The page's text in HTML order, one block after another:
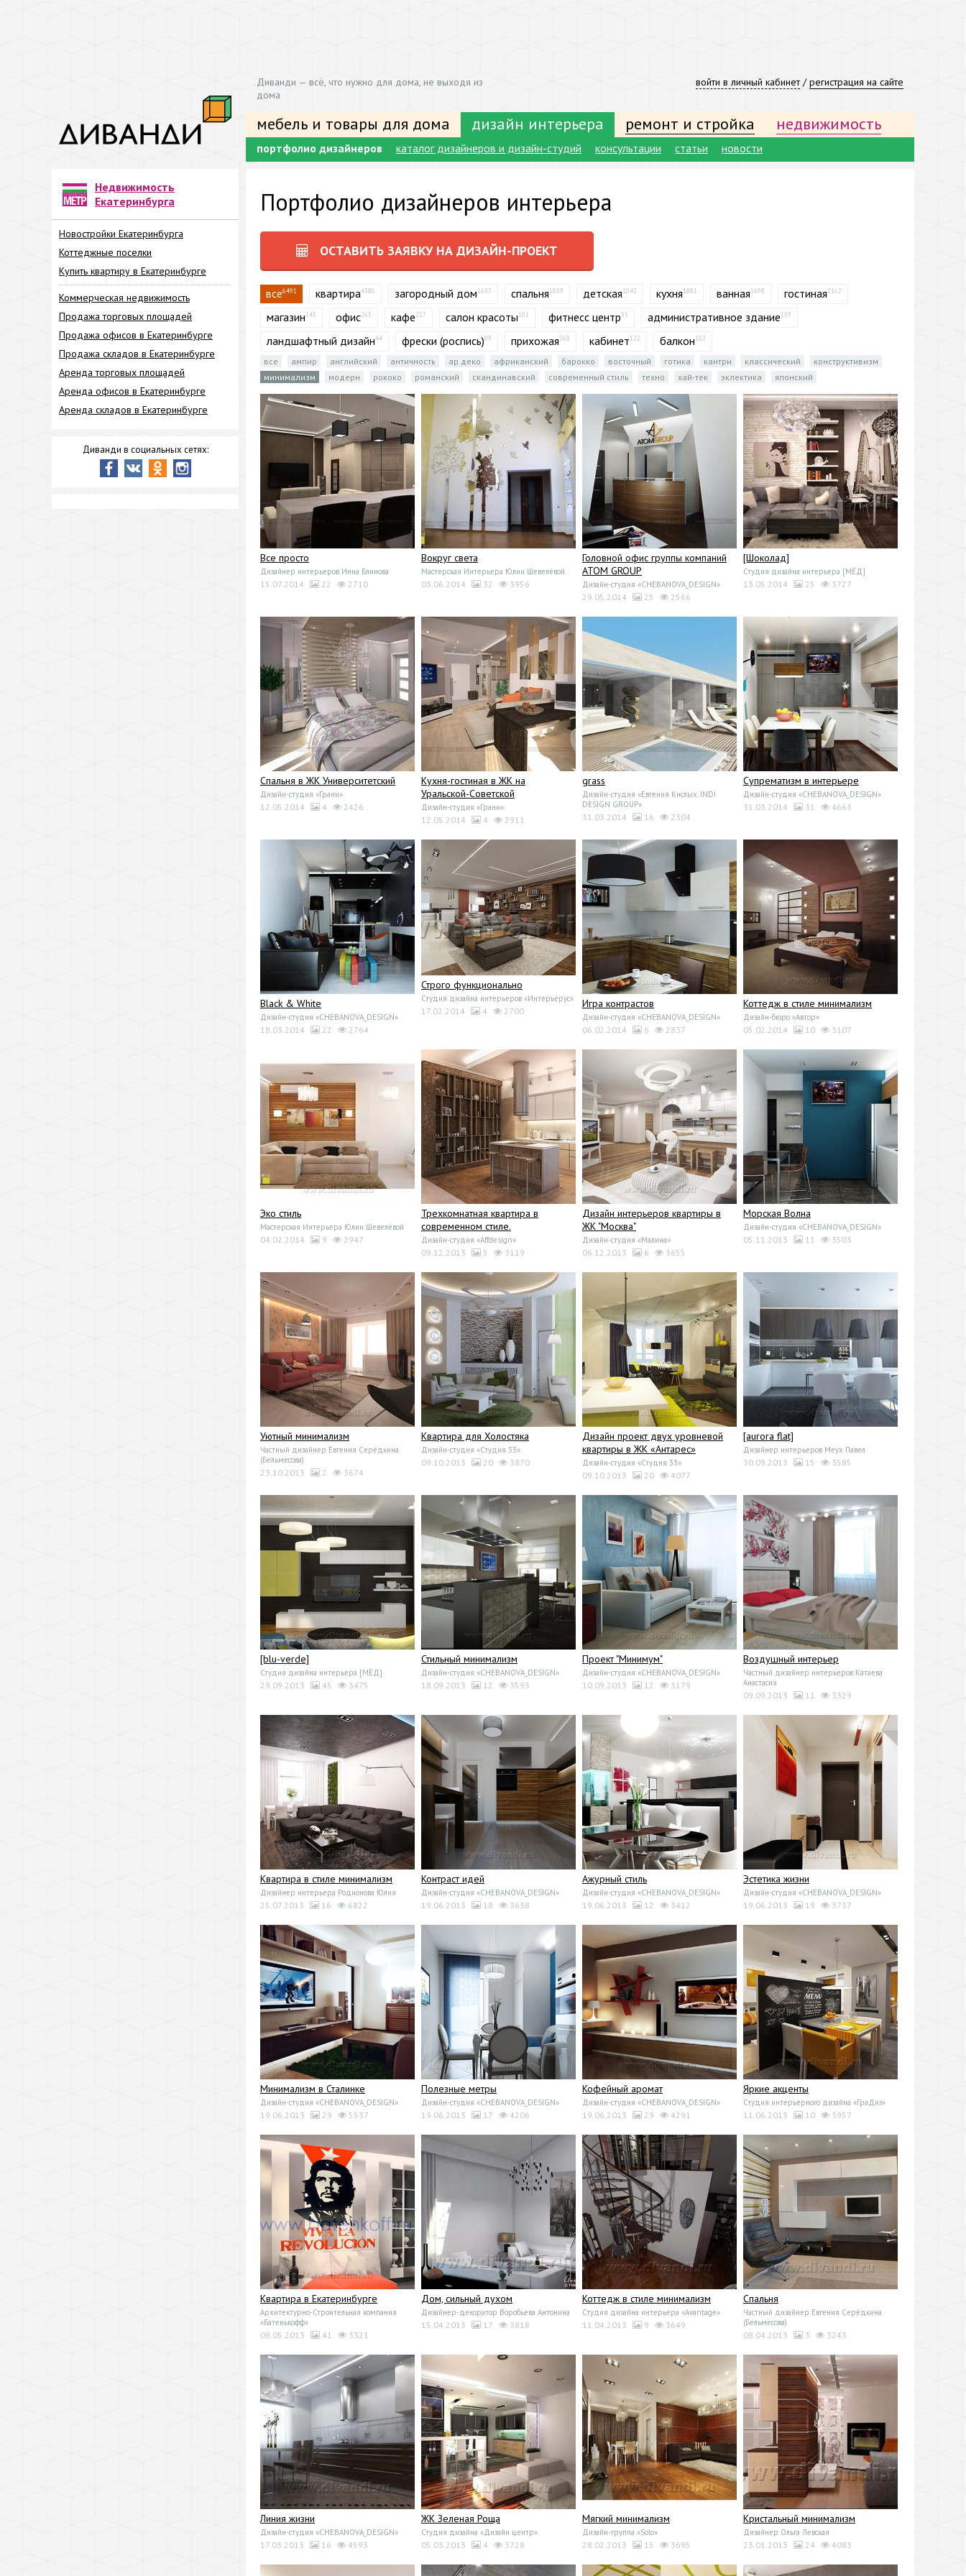
войти в личный кабинет/регистрация на сайте
Диванди — всё, что нужно для дома, не выходя из
дома
мебель и товары для дома дизайн интерьера ремонт и стройка недвижимость
портфолио дизайнеров каталог дизайнеров и дизайн-студий консультации статьи новости
Недвижимость
Екатеринбурга
Новостройки Екатеринбурга
Коттеджные поселки
Купить квартиру в Екатеринбурге
Коммерческая недвижимость
Продажа торговых площадей
Продажа офисов в Екатеринбурге
Продажа складов в Екатеринбурге
Аренда торговых площадей
Аренда офисов в Екатеринбурге
Аренда складов в Екатеринбурге
Диванди в социальных сетях:
Портфолио дизайнеров интерьера
ОСТАВИТЬ ЗАЯВКУ НА ДИЗАЙН-ПРОЕКТ
все6491 квартира4386 загородный дом1637 спальня1859 детская1042 кухня1881 ванная1698 гостиная2162
магазин143 офис263 кафе217 салон красоты101 фитнесс центр35 административное здание159
ландшафтный дизайн44 фрески (роспись)89 прихожая268 кабинет122 балкон102
все ампир английский античность ар деко африканский барокко восточный готика кантри классический
конструктивизм
минимализм
модерн рококо романский скандинавский современный стиль техно хай-тек эклектика японский
Все просто
Дизайнер интерьеров Инна Блинова
15.07.2014 22 2710
Вокруг света
Мастерская Интерьера Юлии Шевелёвой
03.06.2014 32 3956
Головной офис группы компаний
ATOM GROUP
Дизайн-студия «CHEBANOVA_DESIGN»
29.05.2014 25 2566
[Шоколад]
Студия дизайна интерьера [МЁД]
13.05.2014 25 3727
Спальня в ЖК Университетский
Дизайн-студия «Грани»
12.05.2014 4 2426
Кухня-гостиная в ЖК на
Уральской-Советской
Дизайн-студия «Грани»
12.05.2014 4 2911
grass
Дизайн-студия «Евгения Кислых. INDI
DESIGN GROUP»
31.03.2014 16 2304
Супрематизм в интерьере
Дизайн-студия «CHEBANOVA_DESIGN»
31.03.2014 31 4663
Black & White
Дизайн-студия «CHEBANOVA_DESIGN»
18.03.2014 22 2764
Строго функционально
Студия дизайна интерьеров «Интерьерус»
17.02.2014 4 2700
Игра контрастов
Дизайн-студия «CHEBANOVA_DESIGN»
06.02.2014 6 2837
Коттедж в стиле минимализм
Дизайн-бюро «Автор»
05.02.2014 10 3107
Эко стиль
Мастерская Интерьера Юлии Шевелёвой
04.02.2014 9 2947
Трехкомнатная квартира в
современном стиле.
Дизайн-студия «Affdesign»
09.12.2013 5 3119
Дизайн интерьеров квартиры в
ЖК "Москва"
Дизайн-студия «Малина»
06.12.2013 6 3655
Морская Волна
Дизайн-студия «CHEBANOVA_DESIGN»
05.11.2013 11 3503
Уютный минимализм
Частный дизайнер Евгения Серёдкина
(Бельмесова)
23.10.2013 2 3674
Квартира для Холостяка
Дизайн-студия «Студия 33»
09.10.2013 20 3870
Дизайн проект двух уровневой
квартиры в ЖК «Антарес»
Дизайн-студия «Студия 33»
09.10.2013 20 4077
[aurora flat]
Дизайнер интерьеров Меух Павел
30.09.2013 15 3585
[blu-verde]
Студия дизайна интерьера [МЁД]
29.09.2013 45 3475
Стильный минимализм
Дизайн-студия «CHEBANOVA_DESIGN»
18.09.2013 12 3593
Проект "Минимум"
Дизайн-студия «CHEBANOVA_DESIGN»
10.09.2013 12 3179
Воздушный интерьер
Частный дизайнер интерьеров Катаева
Анастасия
09.09.2013 11 3329
Квартира в стиле минимализм
Дизайнер интерьера Родионова Юлия
25.07.2013 16 6822
Контраст идей
Дизайн-студия «CHEBANOVA_DESIGN»
19.06.2013 18 3638
Ажурный стиль
Дизайн-студия «CHEBANOVA_DESIGN»
19.06.2013 12 3412
Эстетика жизни
Дизайн-студия «CHEBANOVA_DESIGN»
19.06.2013 19 3737
Минимализм в Сталинке
Дизайн-студия «CHEBANOVA_DESIGN»
19.06.2013 29 5537
Полезные метры
Дизайн-студия «CHEBANOVA_DESIGN»
19.06.2013 17 4206
Кофейный аромат
Дизайн-студия «CHEBANOVA_DESIGN»
19.06.2013 29 4291
Яркие акценты
Студия интерьерного дизайнa «ГраДиз»
11.06.2013 10 3957
Квартира в Екатеринбурге
Архитектурно-Строительная компания
«Батенькофф»
08.05.2013 41 3321
Дом, сильный духом
Дизайнер-декоратор Воробьева Антонина
15.04.2013 17 3818
Коттедж в стиле минимализм
Студия дизайна интерьера «Avantage»
11.04.2013 9 3649
Спальня
Частный дизайнер Евгения Серёдкина
(Бельмесова)
08.04.2013 3 3243
Линия жизни
Дизайн-студия «CHEBANOVA_DESIGN»
17.03.2013 16 4593
ЖК Зеленая Роща
Студия дизайна «Дизайн центр»
05.03.2013 4 3728
Мягкий минимализм
Дизайн-группа «Solo»
28.02.2013 15 3695
Кристальный минимализм
Дизайнер Ольга Левская
23.01.2013 24 4083